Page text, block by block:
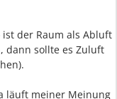
ist der Raum als Abluft
dann sollte es Zuluft
läuft meiner Meinung